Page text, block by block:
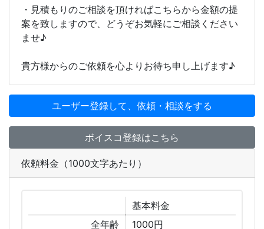
・見積もりのご相談を頂ければこちらから金額の提
案を致しますので、どうぞお気軽にご相談ください
ませ♪
貴方様からのご依頼を心よりお待ち申し上げます♪
ユーザー登録して、依頼・相談をする
ボイスコ登録はこちら
依頼料金（1000文字あたり）
基本料金
全年齢
1000円